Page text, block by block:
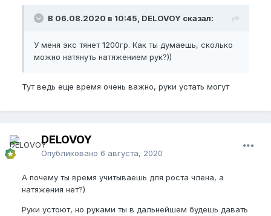
В 06.08.2020 в 10:45, DELOVOY сказал:
У меня экс тянет 1200гр. Как ты думаешь, сколько
можно натянуть натяжением рук?))
Тут ведь еще время очень важно, руки устать могут
DELOVOY
Опубликовано 6 августа, 2020
А почему ты время учитываешь для роста члена, а
натяжения нет?)
Руки устоют, но руками ты в дальнейшем будешь давать